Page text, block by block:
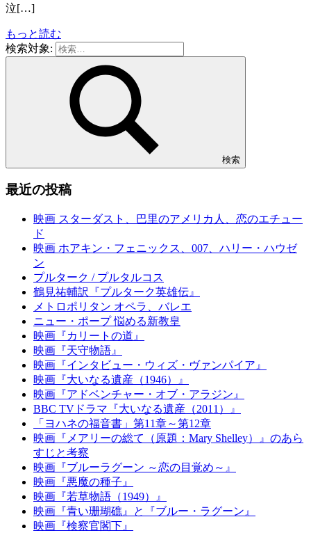
泣[…]
もっと読む
検索対象:
検索
最近の投稿
映画 スターダスト、巴里のアメリカ人、恋のエチュー
ド
映画 ホアキン・フェニックス、007、ハリー・ハウゼ
ン
プルターク / プルタルコス
鶴見祐輔訳『プルターク英雄伝』
メトロポリタン オペラ、バレエ
ニュー・ポープ 悩める新教皇
映画『カリートの道』
映画『天守物語』
映画『インタビュー・ウィズ・ヴァンパイア』
映画『大いなる遺産（1946）』
映画『アドベンチャー・オブ・アラジン』
BBC TVドラマ『大いなる遺産（2011）』
「ヨハネの福音書」第11章～第12章
映画『メアリーの総て（原題：Mary Shelley）』のあら
すじと考察
映画『ブルーラグーン ～恋の目覚め～』
映画『悪魔の種子』
映画『若草物語（1949）』
映画『青い珊瑚礁』と『ブルー・ラグーン』
映画『検察官閣下』